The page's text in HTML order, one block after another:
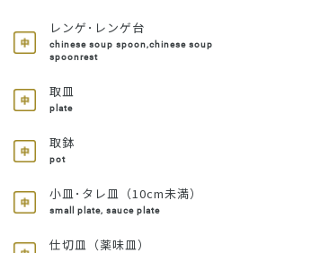
レンゲ･レンゲ台
chinese soup spoon,chinese soup
spoonrest
取皿
plate
取鉢
pot
小皿･タレ皿（10cm未満）
small plate, sauce plate
仕切皿（薬味皿）